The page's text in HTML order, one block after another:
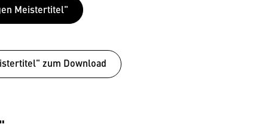
Meistertitel"
zum Download